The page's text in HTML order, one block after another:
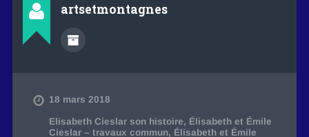
artsetmontagnes
18 mars 2018
Elisabeth Cieslar son histoire, Élisabeth et Émile
Cieslar – travaux commun, Élisabeth et Émile